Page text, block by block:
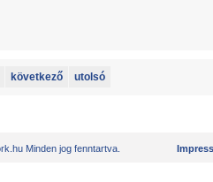
következő utolsó
Minden jog fenntartva.